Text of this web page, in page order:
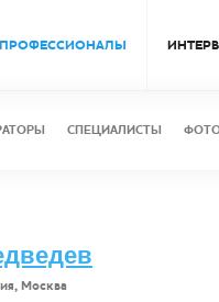
ПРОФЕССИОНАЛЫ
СПЕЦИАЛИСТЫ
Москва